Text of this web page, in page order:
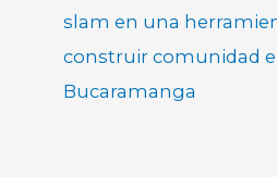
slam en una
construir comunidad
Bucaramanga